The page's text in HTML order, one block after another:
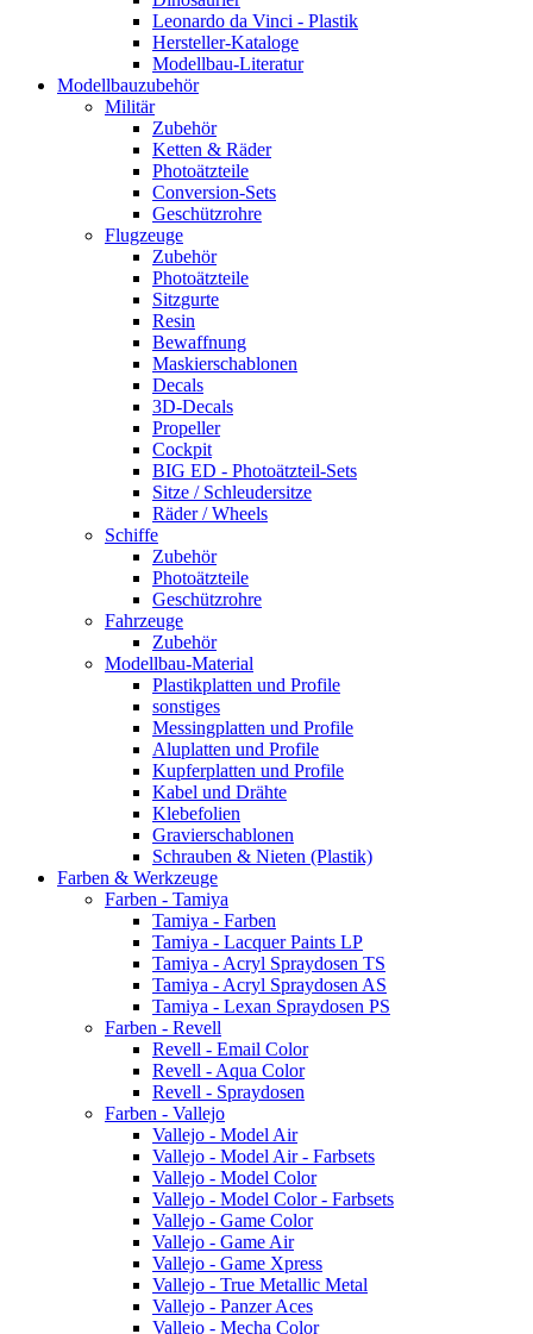
Leonardo da Vinci - Plastik
Hersteller-Kataloge
Modellbau-Literatur
Modellbauzubehör
Militär
Zubehör
Ketten & Räder
Photoätzteile
Conversion-Sets
Geschützrohre
Flugzeuge
Zubehör
Photoätzteile
Sitzgurte
Resin
Bewaffnung
Maskierschablonen
Decals
3D-Decals
Propeller
Cockpit
BIG ED - Photoätzteil-Sets
Sitze / Schleudersitze
Räder / Wheels
Schiffe
Zubehör
Photoätzteile
Geschützrohre
Fahrzeuge
Zubehör
Modellbau-Material
Plastikplatten und Profile
sonstiges
Messingplatten und Profile
Aluplatten und Profile
Kupferplatten und Profile
Kabel und Drähte
Klebefolien
Gravierschablonen
Schrauben & Nieten (Plastik)
Farben & Werkzeuge
Farben - Tamiya
Tamiya - Farben
Tamiya - Lacquer Paints LP
Tamiya - Acryl Spraydosen TS
Tamiya - Acryl Spraydosen AS
Tamiya - Lexan Spraydosen PS
Farben - Revell
Revell - Email Color
Revell - Aqua Color
Revell - Spraydosen
Farben - Vallejo
Vallejo - Model Air
Vallejo - Model Air - Farbsets
Vallejo - Model Color
Vallejo - Model Color - Farbsets
Vallejo - Game Color
Vallejo - Game Air
Vallejo - Game Xpress
Vallejo - True Metallic Metal
Vallejo - Panzer Aces
Vallejo - Mecha Color